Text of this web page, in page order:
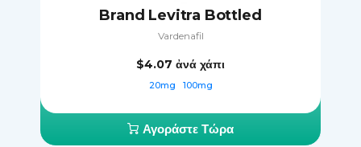
Brand Levitra Bottled
Vardenafil
$4.07 ἀνά χάπι
20mg 100mg
Αγοράστε Τώρα